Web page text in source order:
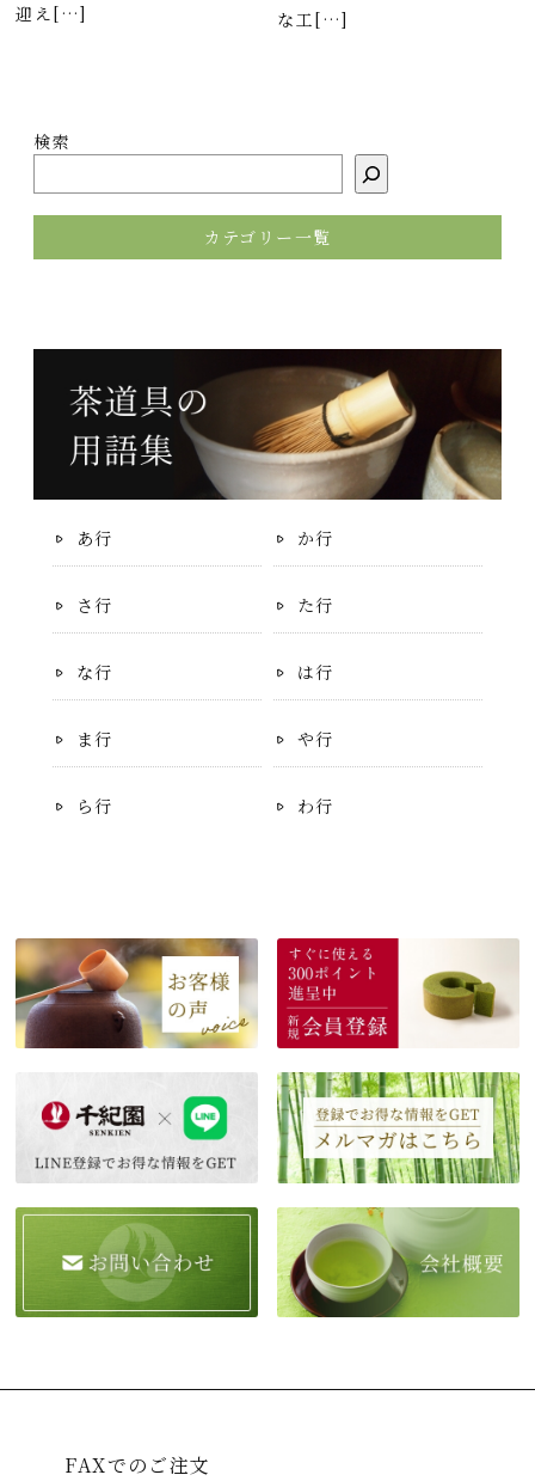
迎え[…]
な工[…]
検索
カテゴリー一覧
あ行 か行
さ行 た行
な行 は行
ま行 や行
ら行 わ行
FAXでのご注文